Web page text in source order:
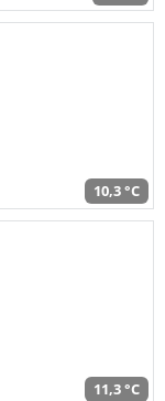
10,3 °C
11,3 °C